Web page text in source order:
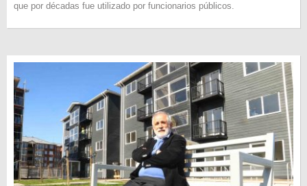
que por décadas fue utilizado por funcionarios públicos.